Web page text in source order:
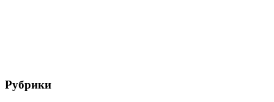
Рубрики